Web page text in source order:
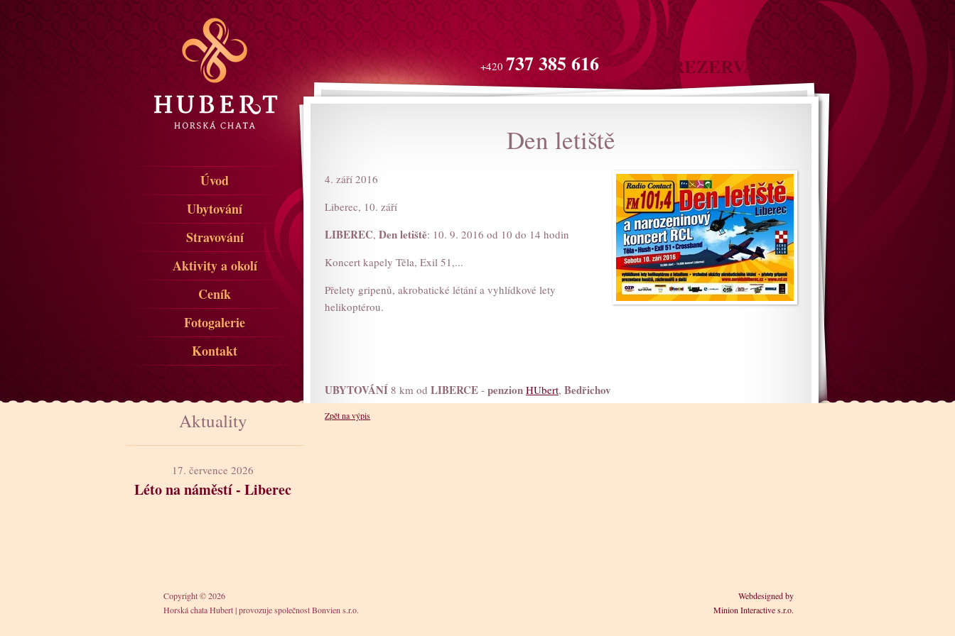
Úvod
Ubytování
Stravování
Aktivity a okolí
Ceník
Fotogalerie
Kontakt
+420 737 385 616 REZERVACE
Den letiště
4. září 2016
Liberec, 10. září
LIBEREC, Den letiště: 10. 9. 2016 od 10 do 14 hodin
Koncert kapely Těla, Exil 51,...
Přelety gripenů, akrobatické létání a vyhlídkové lety
helikoptérou.
UBYTOVÁNÍ 8 km od LIBERCE - penzion HUbert, Bedřichov
Zpět na výpis
Aktuality
17. července 2026
Léto na náměstí - Liberec
Copyright © 2026
Horská chata Hubert|provozuje společnost Bonvien s.r.o.
Webdesigned by
Minion Interactive s.r.o.